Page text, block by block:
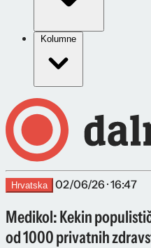
Kolumne
Hrvatska 02/06/26 · 16:47
Medikol: Kekin
od 1000 privatnih